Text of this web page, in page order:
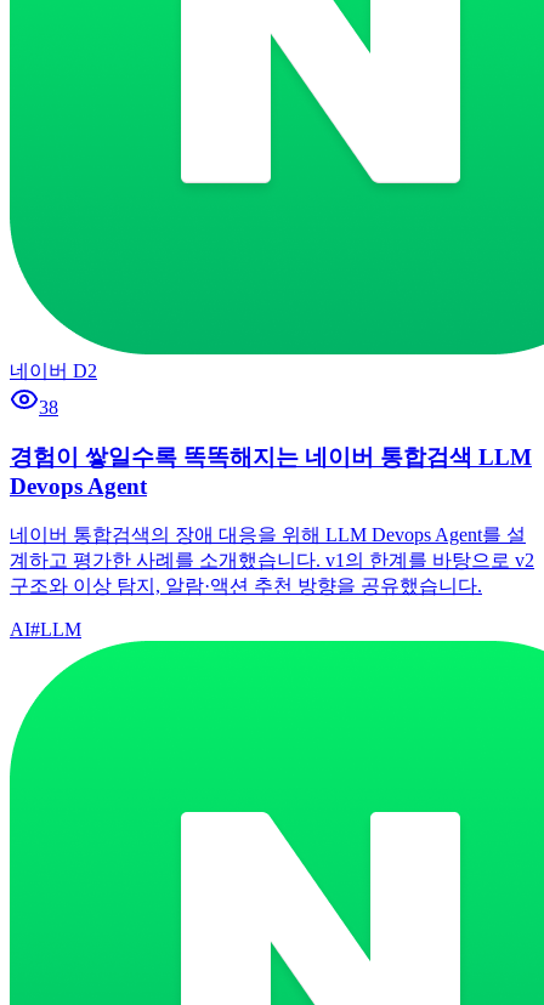
네이버 D2
38
경험이 쌓일수록 똑똑해지는 네이버 통합검색 LLM
Devops Agent
네이버 통합검색의 장애 대응을 위해 LLM Devops Agent를 설
계하고 평가한 사례를 소개했습니다. v1의 한계를 바탕으로 v2
구조와 이상 탐지, 알람·액션 추천 방향을 공유했습니다.
AI#LLM